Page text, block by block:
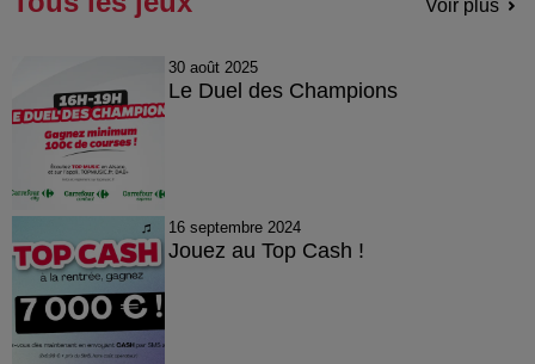
Voir plus
30 août 2025
Le Duel des Champions
16 septembre 2024
Jouez au Top Cash !